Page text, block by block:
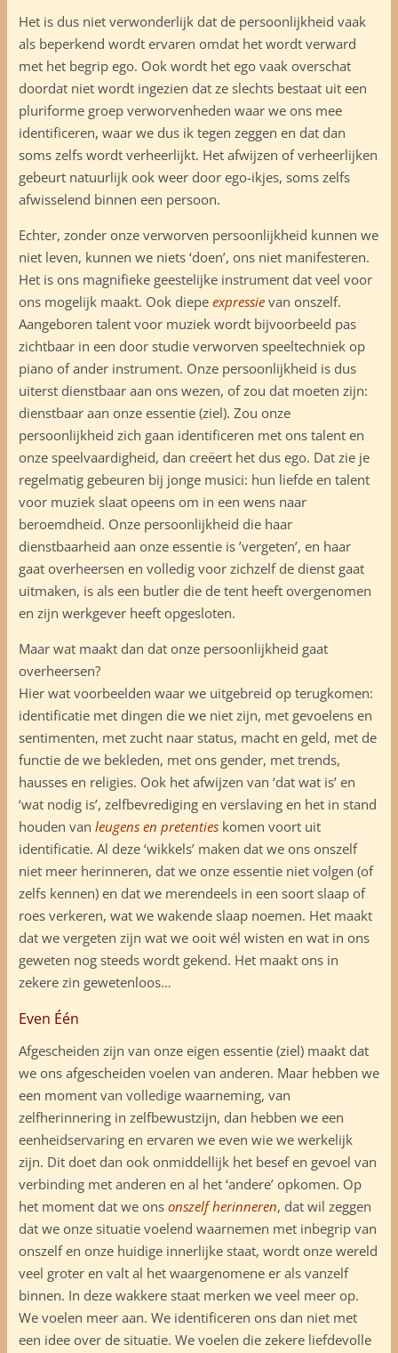
Het is dus niet verwonderlijk dat de persoonlijkheid vaak
als beperkend wordt ervaren omdat het wordt verward
met het begrip ego. Ook wordt het ego vaak overschat
doordat niet wordt ingezien dat ze slechts bestaat uit een
pluriforme groep verworvenheden waar we ons mee
identificeren, waar we dus ik tegen zeggen en dat dan
soms zelfs wordt verheerlijkt. Het afwijzen of verheerlijken
gebeurt natuurlijk ook weer door ego-ikjes, soms zelfs
afwisselend binnen een persoon.
Echter, zonder onze verworven persoonlijkheid kunnen we
niet leven, kunnen we niets ‘doen’, ons niet manifesteren.
Het is ons magnifieke geestelijke instrument dat veel voor
ons mogelijk maakt. Ook diepe expressievan onszelf.
Aangeboren talent voor muziek wordt bijvoorbeeld pas
zichtbaar in een door studie verworven speeltechniek op
piano of ander instrument. Onze persoonlijkheid is dus
uiterst dienstbaar aan ons wezen, of zou dat moeten zijn:
dienstbaar aan onze essentie (ziel). Zou onze
persoonlijkheid zich gaan identificeren met ons talent en
onze speelvaardigheid, dan creëert het dus ego. Dat zie je
regelmatig gebeuren bij jonge musici: hun liefde en talent
voor muziek slaat opeens om in een wens naar
beroemdheid. Onze persoonlijkheid die haar
dienstbaarheid aan onze essentie is ’vergeten’, en haar
gaat overheersen en volledig voor zichzelf de dienst gaat
uitmaken, is als een butler die de tent heeft overgenomen
en zijn werkgever heeft opgesloten.
Maar wat maakt dan dat onze persoonlijkheid gaat
overheersen?
Hier wat voorbeelden waar we uitgebreid op terugkomen:
identificatie met dingen die we niet zijn, met gevoelens en
sentimenten, met zucht naar status, macht en geld, met de
functie de we bekleden, met ons gender, met trends,
hausses en religies. Ook het afwijzen van ‘dat wat is’ en
‘wat nodig is’, zelfbevrediging en verslaving en het in stand
houden van leugens en pretentieskomen voort uit
identificatie. Al deze ‘wikkels’ maken dat we ons onszelf
niet meer herinneren, dat we onze essentie niet volgen (of
zelfs kennen) en dat we merendeels in een soort slaap of
roes verkeren, wat we wakende slaap noemen. Het maakt
dat we vergeten zijn wat we ooit wél wisten en wat in ons
geweten nog steeds wordt gekend. Het maakt ons in
zekere zin gewetenloos…
Even Één
Afgescheiden zijn van onze eigen essentie (ziel) maakt dat
we ons afgescheiden voelen van anderen. Maar hebben we
een moment van volledige waarneming, van
zelfherinnering in zelfbewustzijn, dan hebben we een
eenheidservaring en ervaren we even wie we werkelijk
zijn. Dit doet dan ook onmiddellijk het besef en gevoel van
verbinding met anderen en al het ‘andere’ opkomen. Op
het moment dat we ons onszelf herinneren, dat wil zeggen
dat we onze situatie voelend waarnemen met inbegrip van
onszelf en onze huidige innerlijke staat, wordt onze wereld
veel groter en valt al het waargenomene er als vanzelf
binnen. In deze wakkere staat merken we veel meer op.
We voelen meer aan. We identificeren ons dan niet met
een idee over de situatie. We voelen die zekere liefdevolle